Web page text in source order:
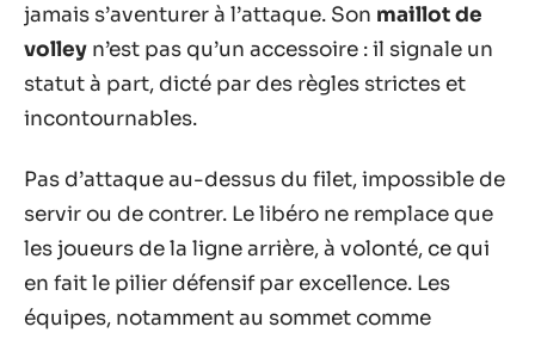
jamais s’aventurer à l’attaque. Son maillot de
volley n’est pas qu’un accessoire : il signale un
statut à part, dicté par des règles strictes et
incontournables.
Pas d’attaque au-dessus du filet, impossible de
servir ou de contrer. Le libéro ne remplace que
les joueurs de la ligne arrière, à volonté, ce qui
en fait le pilier défensif par excellence. Les
équipes, notamment au sommet comme